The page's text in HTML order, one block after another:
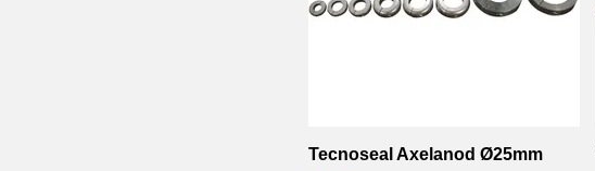
Tecnoseal Axelanod Ø25mm